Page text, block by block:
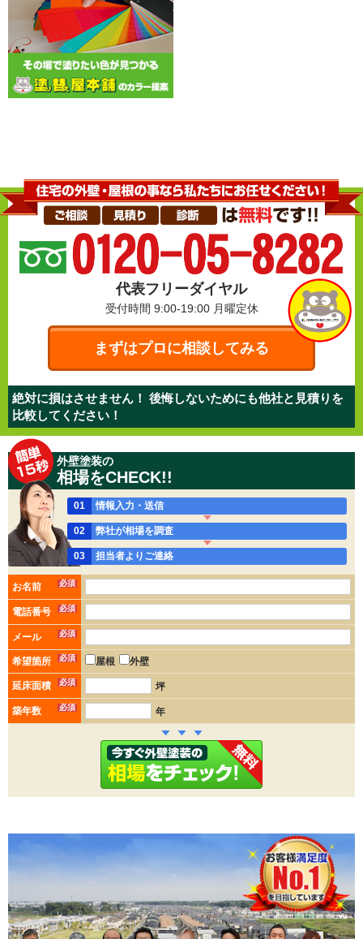
代表フリーダイヤル
受付時間 9:00-19:00 月曜定休
まずはプロに相談してみる
絶対に損はさせません！ 後悔しないためにも他社と見積りを
比較してください！
外壁塗装の
相場をCHECK!!
01 情報入力・送信
02 弊社が相場を調査
03 担当者よりご連絡
お名前 必須
電話番号 必須
メール 必須
希望箇所 必須 屋根 外壁
延床面積 必須 坪
築年数 必須 年